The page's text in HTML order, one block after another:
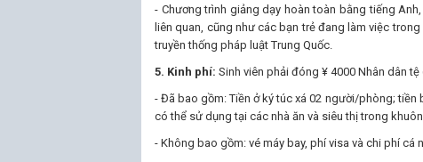
- Chương trình giảng dạy hoàn toàn bằng tiếng
liên quan, cũng như các bạn trẻ đang làm việc
truyền thống pháp luật Trung Quốc.
5. Kinh phí: Sinh viên phải đóng ¥ 4000 Nhân dân
- Đã bao gồm: Tiền ở ký túc xá 02 người/phòng; tiền
có thể sử dụng tại các nhà ăn và siêu thị trong
- Không bao gồm: vé máy bay, phí visa và chi phí cá